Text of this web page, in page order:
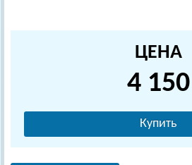
ЦЕНА
4 150
Купить